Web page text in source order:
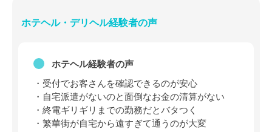
ホテヘル・デリヘル経験者の声
ホテヘル経験者の声
・受付でお客さんを確認できるのが安心
・自宅派遣がないのと面倒なお金の清算がない
・終電ギリギリまでの勤務だとバタつく
・繁華街が自宅から遠すぎて通うのが大変